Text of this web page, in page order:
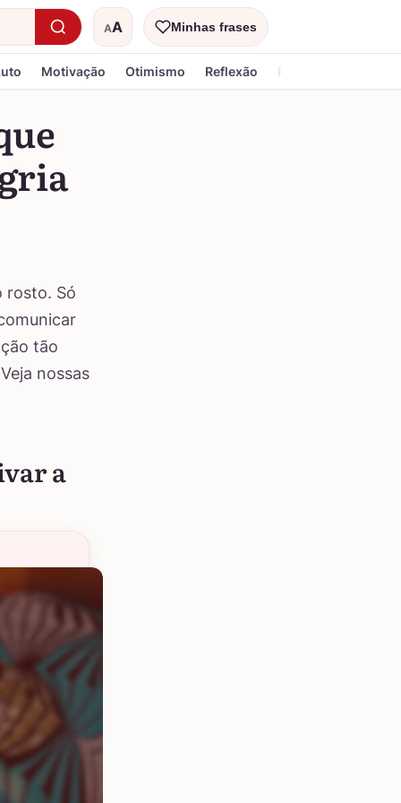
AA
Tamanho do textoMinhas frases
Motivação Otimismo Reflexão Religiosa
rosto. Só
tão
nossas
a